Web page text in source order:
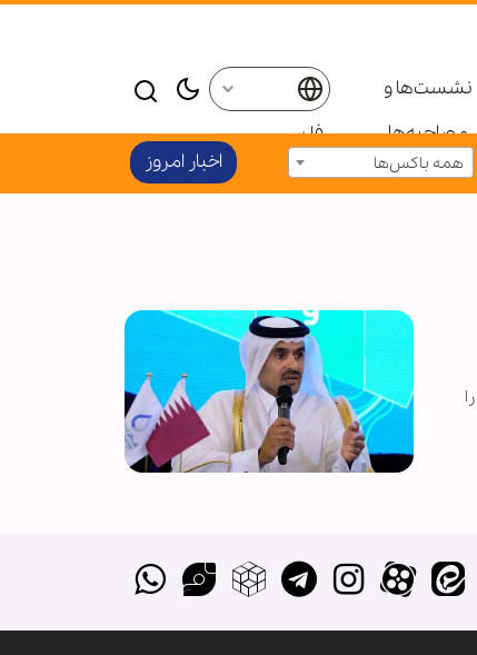
نشست‌ها و
مصاحبه‌ها
فارسی
همه باکس‌ها اخبار امروز